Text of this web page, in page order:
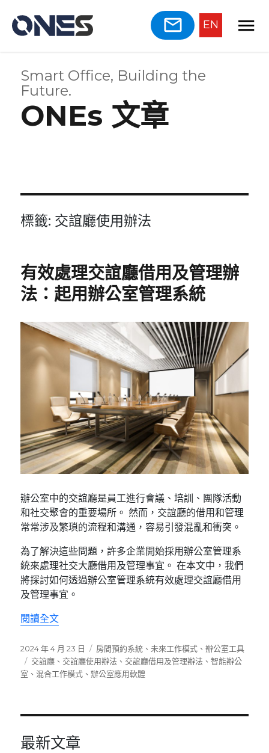
EN
Smart Office, Building the
Future.
ONEs 文章
標籤: 交誼廳使用辦法
有效處理交誼廳借用及管理辦
法：起用辦公室管理系統
辦公室中的交誼廳是員工進行會議、培訓、團隊活動
和社交聚會的重要場所。 然而，交誼廳的借用和管理
常常涉及繁瑣的流程和溝通，容易引發混亂和衝突。
為了解決這些問題，許多企業開始採用辦公室管理系
統來處理社交大廳借用及管理事宜。 在本文中，我們
將探討如何透過辦公室管理系統有效處理交誼廳借用
及管理事宜。
閱讀全文〈有效處理交誼廳借用及管理辦法：起用辦公室
發
佈
日
2024 年 4 月 23 日
分
類
房間預約系統 、未來工作模式 、辦公室工具
標
籤
交誼廳 、 交誼廳使用辦法 、 交誼廳借用及管理辦法 、智能辦公
室 、混合工作模式 、辦公室應用軟體
最新文章